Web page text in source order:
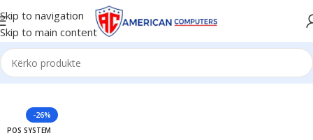
Skip to navigation
Skip to main content
Kreu/Biznese/POS Biznesi
-26%
POS SYSTEM